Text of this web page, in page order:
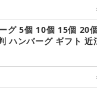
グ 5個 10個 15個 20
ハンバーグ ギフト 近
ブランド 贈り物 大
松阪牛 に並ぶ 日本